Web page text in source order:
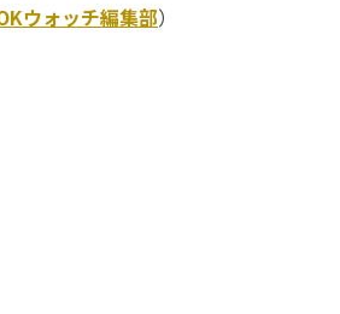
ウォッチ編集部）